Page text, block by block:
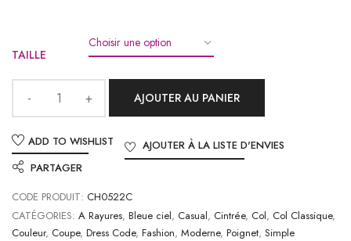
TAILLE
AJOUTER AU PANIER
ADD TO WISHLIST
AJOUTER À LA LISTE D'ENVIES
PARTAGER
CODE PRODUIT: CH0522C
CATÉGORIES: A Rayures, Bleue ciel, Casual, Cintrée, Col, Col Classique,
Couleur, Coupe, Dress Code, Fashion, Moderne, Poignet, Simple